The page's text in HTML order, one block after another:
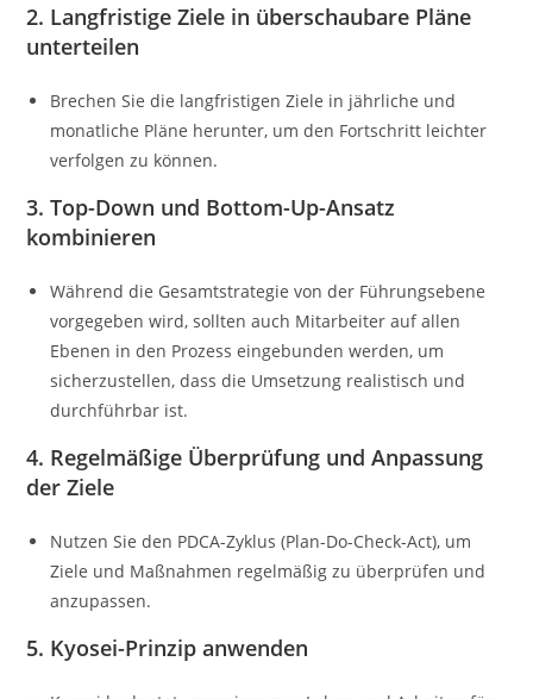
2. Langfristige Ziele in überschaubare Pläne
unterteilen
Brechen Sie die langfristigen Ziele in jährliche und
monatliche Pläne herunter, um den Fortschritt leichter
verfolgen zu können.
3. Top-Down und Bottom-Up-Ansatz
kombinieren
Während die Gesamtstrategie von der Führungsebene
vorgegeben wird, sollten auch Mitarbeiter auf allen
Ebenen in den Prozess eingebunden werden, um
sicherzustellen, dass die Umsetzung realistisch und
durchführbar ist.
4. Regelmäßige Überprüfung und Anpassung
der Ziele
Nutzen Sie den PDCA-Zyklus (Plan-Do-Check-Act), um
Ziele und Maßnahmen regelmäßig zu überprüfen und
anzupassen.
5. Kyosei-Prinzip anwenden